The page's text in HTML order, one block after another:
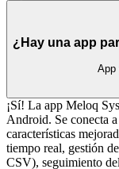
¿Hay una app
App
¡Sí! La app Meloq
Android. Se conecta
características
tiempo real, gestión
CSV), seguimiento